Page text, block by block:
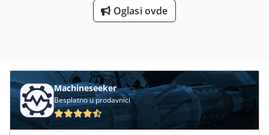
Oglasi ovde
Machineseeker
Besplatno u prodavnici